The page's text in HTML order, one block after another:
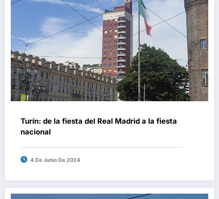
Turín: de la fiesta del Real Madrid a la fiesta
nacional
4 De Junio De 2024